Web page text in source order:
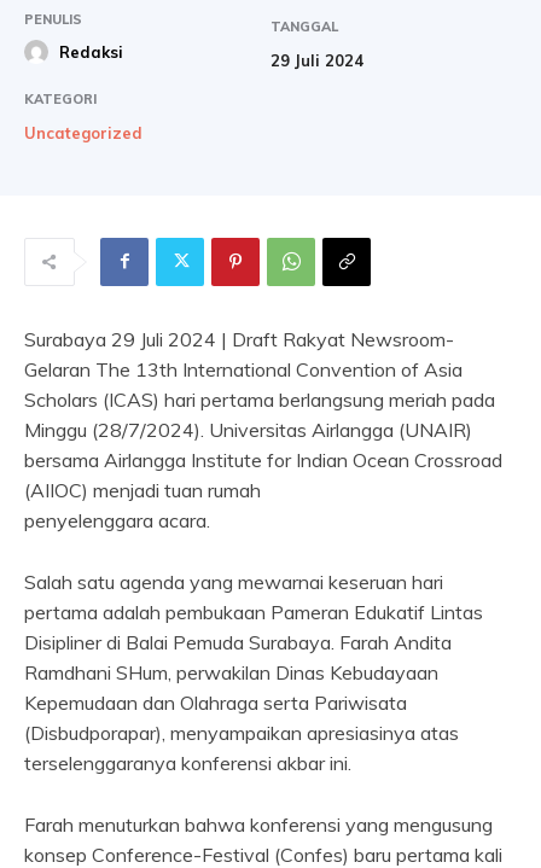
PENULIS
Redaksi
TANGGAL
29 Juli 2024
KATEGORI
Uncategorized
Surabaya 29 Juli 2024 | Draft Rakyat Newsroom-
Gelaran The 13th International Convention of Asia
Scholars (ICAS) hari pertama berlangsung meriah pada
Minggu (28/7/2024). Universitas Airlangga (UNAIR)
bersama Airlangga Institute for Indian Ocean Crossroad
(AIIOC) menjadi tuan rumah
penyelenggara acara.
Salah satu agenda yang mewarnai keseruan hari
pertama adalah pembukaan Pameran Edukatif Lintas
Disipliner di Balai Pemuda Surabaya. Farah Andita
Ramdhani SHum, perwakilan Dinas Kebudayaan
Kepemudaan dan Olahraga serta Pariwisata
(Disbudporapar), menyampaikan apresiasinya atas
terselenggaranya konferensi akbar ini.
Farah menuturkan bahwa konferensi yang mengusung
konsep Conference-Festival (Confes) baru pertama kali